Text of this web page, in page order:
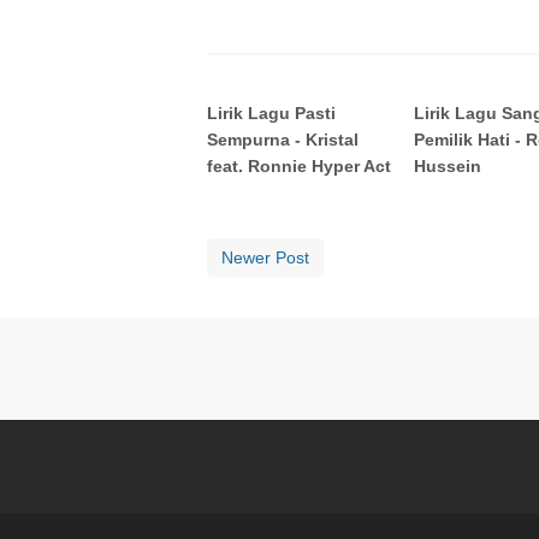
Lirik Lagu Pasti
Sempurna - Kristal
feat. Ronnie Hyper Act
Lirik Lagu
Pemilik Hati -
Hussein
Newer Post